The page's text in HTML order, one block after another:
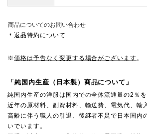
商品についてのお問い合わせ
＊返品特約について
※価格は予告なく変更する場合がございます。
「純国内生産（日本製）商品について」
純国内生産の洋服は国内での全体流通量の2％を
近年の原材料、副資材料、輸送費、電気代、輸
高齢に伴う職人の引退、後継者不足で日本国内
いでいます。